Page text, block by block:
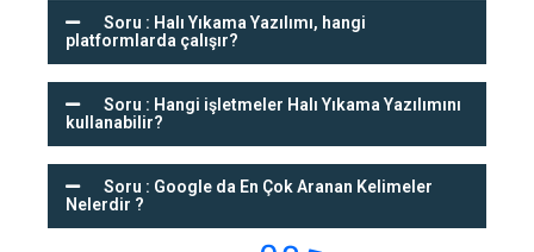
Soru : Halı Yıkama Yazılımı, hangi
platformlarda çalışır?
Soru : Hangi işletmeler Halı Yıkama Yazılımını
kullanabilir?
Soru : Google da En Çok Aranan Kelimeler
Nelerdir ?